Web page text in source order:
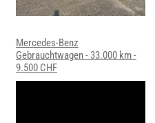
Mercedes-Benz
Gebrauchtwagen - 33.000 km -
9.500 CHF